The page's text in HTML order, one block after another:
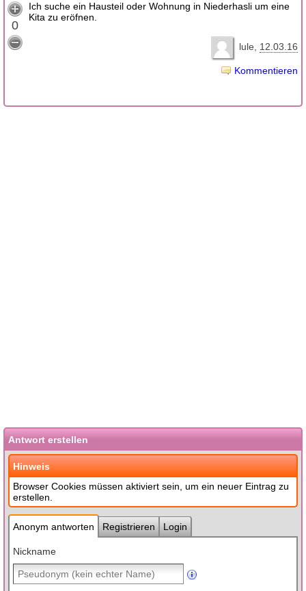
0
Ich suche ein Hausteil oder Wohnung in Niederhasli um eine
Kita zu eröfnen.
lule 12.03.16
Kommentieren
Antwort erstellen
Hinweis
Browser Cookies müssen aktiviert sein, um ein neuer Eintrag zu
erstellen.
Anonym antworten Registrieren Login
Nickname